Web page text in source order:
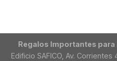
Regalos Importantes
Edificio SAFICO, Av. Corrientes